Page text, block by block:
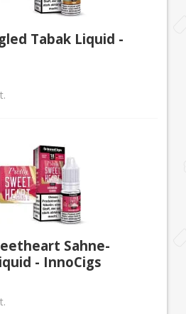
Tabak Liquid -
Sahne-
- InnoCigs